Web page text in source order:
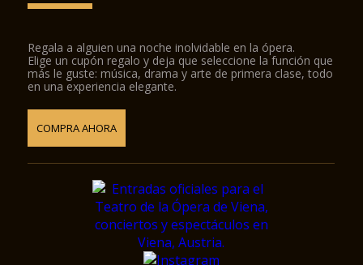
Regala a alguien una noche inolvidable en la ópera.
Elige un cupón regalo y deja que seleccione la función que
más le guste: música, drama y arte de primera clase, todo
en una experiencia elegante.
COMPRA AHORA